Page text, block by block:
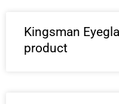
Kingsman
product